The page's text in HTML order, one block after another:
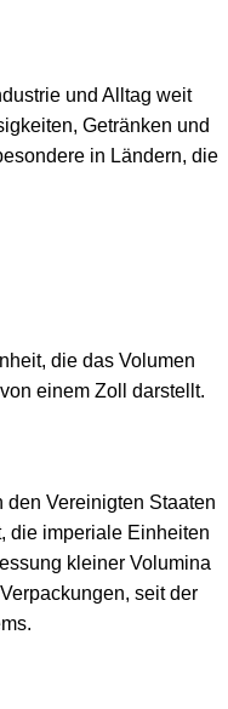
und Alltag weit
Getränken und
in Ländern, die
die das Volumen
einem Zoll darstellt.
Vereinigten Staaten
die imperiale Einheiten
kleiner Volumina
seit der